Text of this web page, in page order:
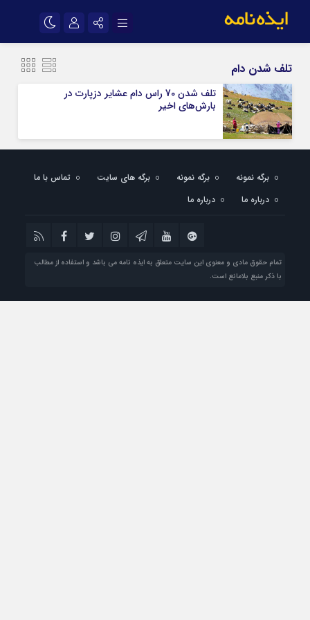
سروش
آپارات
رمز عبور
تلف شدن دام
تلف شدن 70 راس دام عشایر دزپارت در
بارش‌های اخیر
برگه نمونه برگه نمونه برگه های سایت
تماس با ما
درباره ما
درباره ما
تمام حقوق مادی و معنوی این سایت متعلق به ایذه نامه می باشد و استفاده از مطالب
با ذکر منبع بلامانع است.